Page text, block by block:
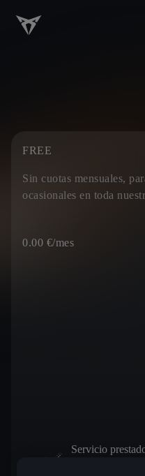
FREE
Sin cuotas mensuales,
ocasionales en toda
0.00 €/mes
Servicio